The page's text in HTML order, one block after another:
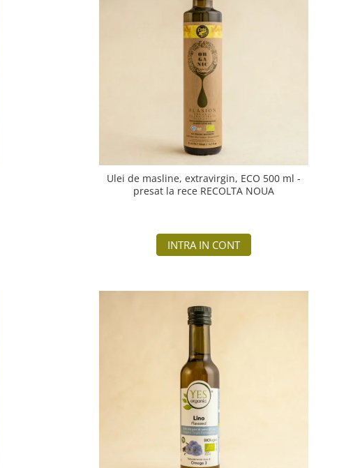
Ulei de masline, extravirgin, ECO 500 ml -
presat la rece RECOLTA NOUA
INTRA IN CONT